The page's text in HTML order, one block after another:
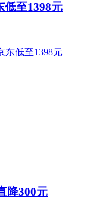
低至1398元
降300元